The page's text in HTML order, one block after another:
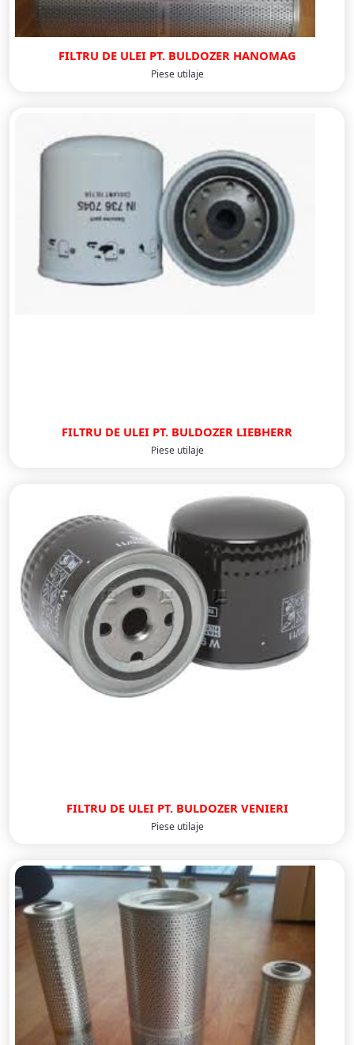
FILTRU DE ULEI PT. BULDOZER HANOMAG
Piese utilaje
FILTRU DE ULEI PT. BULDOZER LIEBHERR
Piese utilaje
FILTRU DE ULEI PT. BULDOZER VENIERI
Piese utilaje